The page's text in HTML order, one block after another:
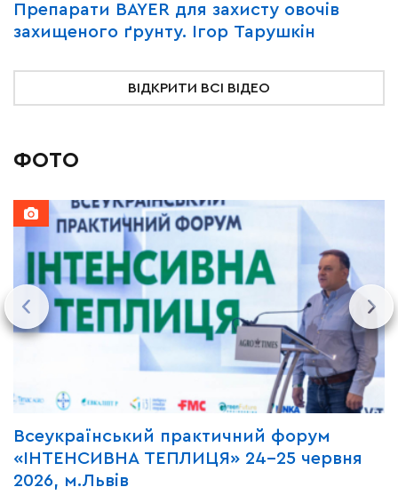
Препарати BAYER для захисту овочів
захищеного ґрунту. Ігор Тарушкін
ВІДКРИТИ ВСІ ВІДЕО
ФОТО
Всеукраїнський практичний форум
«ІНТЕНСИВНА ТЕПЛИЦЯ» 24-25 червня
2026, м.Львів